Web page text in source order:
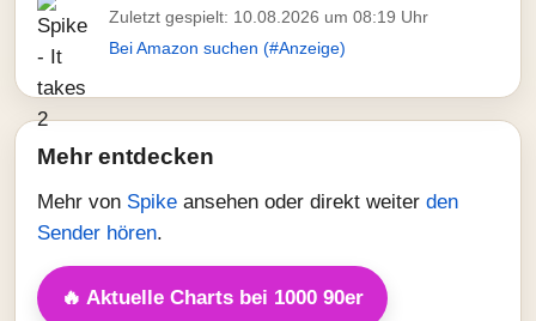
Zuletzt gespielt: 10.08.2026 um 08:19 Uhr
Bei Amazon suchen (#Anzeige)
Mehr entdecken
Mehr von Spike ansehen oder direkt weiter den
Sender hören.
🔥 Aktuelle Charts bei 1000 90er